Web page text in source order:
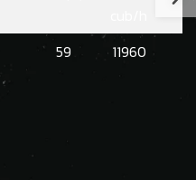
59 11960